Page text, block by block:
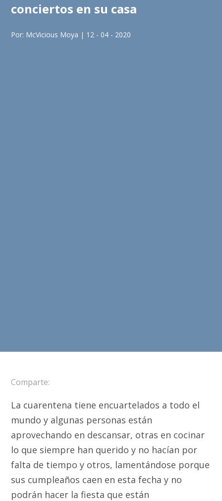
conciertos en su casa
Por: McVicious Moya | 12 - 04 - 2020
Comparte:
La cuarentena tiene encuartelados a todo el
mundo y algunas personas están
aprovechando en descansar, otras en cocinar
lo que siempre han querido y no hacían por
falta de tiempo y otros, lamentándose porque
sus cumpleaños caen en esta fecha y no
podrán hacer la fiesta que están